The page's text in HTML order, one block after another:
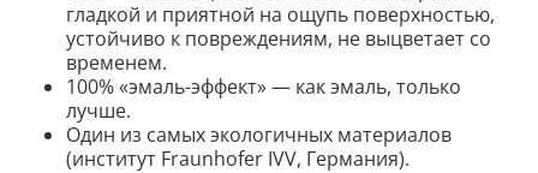
гладкой и приятной на ощупь поверхностью,
устойчиво к повреждениям, не выцветает со
временем.
100% «эмаль-эффект» — как эмаль, только
лучше.
Один из самых экологичных материалов
(институт Fraunhofer IVV, Германия).